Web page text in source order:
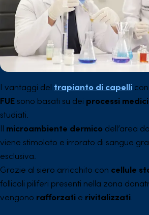
I vantaggi del trapianto di capelli
FUE sono basati su dei processi medici
studiati.
Il microambiente dermico dell’area
viene stimolato e irrorato di sangue
esclusiva.
Grazie al siero arricchito con cellule
follicoli piliferi presenti nella zona
vengono rafforzati e rivitalizzati